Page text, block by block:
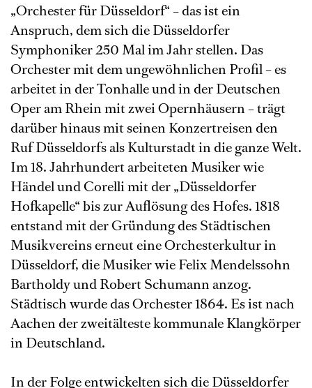
„Orchester für Düsseldorf“ – das ist ein
Anspruch, dem sich die Düsseldorfer
Symphoniker 250 Mal im Jahr stellen. Das
Orchester mit dem ungewöhnlichen Profil – es
arbeitet in der Tonhalle und in der Deutschen
Oper am Rhein mit zwei Opernhäusern – trägt
darüber hinaus mit seinen Konzertreisen den
Ruf Düsseldorfs als Kulturstadt in die ganze Welt.
Im 18. Jahrhundert arbeiteten Musiker wie
Händel und Corelli mit der „Düsseldorfer
Hofkapelle“ bis zur Auflösung des Hofes. 1818
entstand mit der Gründung des Städtischen
Musikvereins erneut eine Orchesterkultur in
Düsseldorf, die Musiker wie Felix Mendelssohn
Bartholdy und Robert Schumann anzog.
Städtisch wurde das Orchester 1864. Es ist nach
Aachen der zweitälteste kommunale Klangkörper
in Deutschland.
In der Folge entwickelten sich die Düsseldorfer